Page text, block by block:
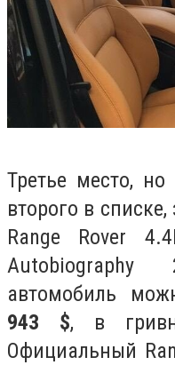
Третье место,
второго в
Range Rover
автомобиль
943 $, в
Официальный